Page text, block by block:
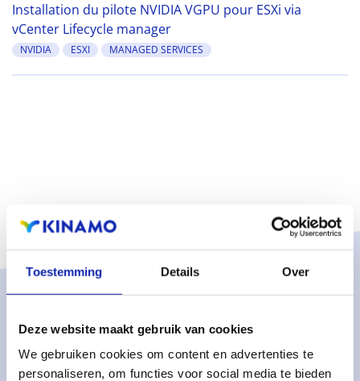
Toestemming Details Over
Deze website maakt gebruik van cookies
We gebruiken cookies om content en advertenties te
personaliseren, om functies voor social media te bieden
Installation du pilote NVIDIA VGPU pour ESXi via
vCenter Lifecycle manager
NVIDIA ESXI MANAGED SERVICES
Serveurs dédiés gérés